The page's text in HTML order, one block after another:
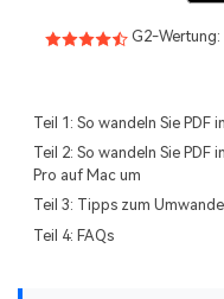
Gesundheitswesen
Regierung
Veröffentlichung
Freiberufler
Sehen Sie, was
Bearbeiten, Drucken
PDF-Wissen
PDF-bezogene
Download-Zentrum
G2-Wertung:
Teil 1: So wandeln Sie PDF
Teil 2: So wandeln Sie PDF
Pro auf Mac um
Teil 3: Tipps zum
Teil 4: FAQs